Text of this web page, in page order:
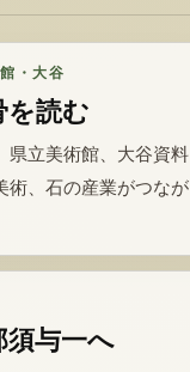
・大谷
を読む
県立美術館、大谷資料
術、石の産業がつなが
須与一へ